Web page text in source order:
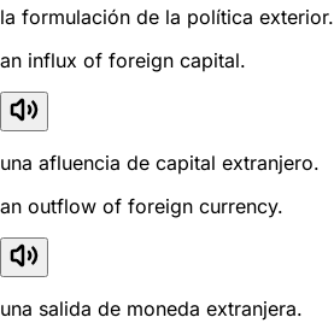
la formulación de la política exterior.
an influx of foreign capital.
una afluencia de capital extranjero.
an outflow of foreign currency.
una salida de moneda extranjera.